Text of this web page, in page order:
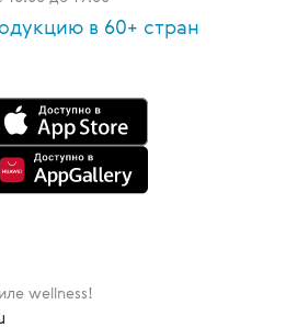
в 60+ стран
wellness!